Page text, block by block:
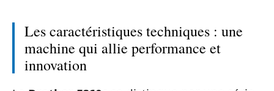
Les caractéristiques techniques : une
machine qui allie performance et
innovation